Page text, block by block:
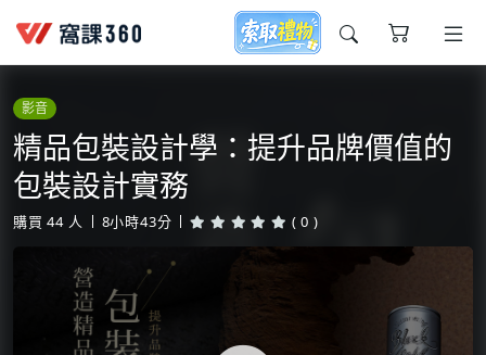
今天想要學什麼?
窩課推薦給您
影音
精品包裝設計學：提升品牌價值的
包裝設計實務
購買 44 人 8小時43分 ( 0 )